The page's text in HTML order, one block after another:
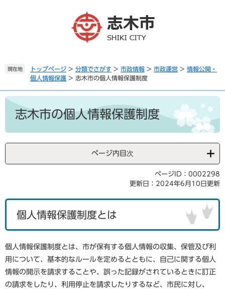
。
て
本
現在地 トップページ > 分類でさがす > 市政情報 > 市政運営 > 情報公開・
個人情報保護 > 志木市の個人情報保護制度
本
志木市の個人情報保護制度
ページ内目次
ページID：0002298
更新日：2024年6月10日更新
個人情報保護制度とは
個人情報保護制度とは、市が保有する個人情報の収集、保管及び利
用について、基本的なルールを定めるとともに、自己に関する個人
情報の開示を請求することや、誤った記録がされているときに訂正
の請求をしたり、利用停止を請求したりするなど、市民に対し、